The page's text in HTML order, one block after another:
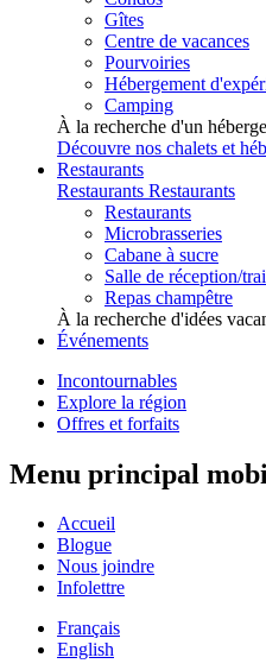
Gîtes
Centre de vacances
Pourvoiries
Hébergement
Camping
À la recherche d'un
Découvre nos chalets et
Restaurants
Restaurants Restaurants
Restaurants
Microbrasseries
Cabane à sucre
Salle de réception/
Repas champêtre
À la recherche d'idées
Événements
Incontournables
Explore la région
Offres et forfaits
Menu principal
Accueil
Blogue
Nous joindre
Infolettre
Français
English